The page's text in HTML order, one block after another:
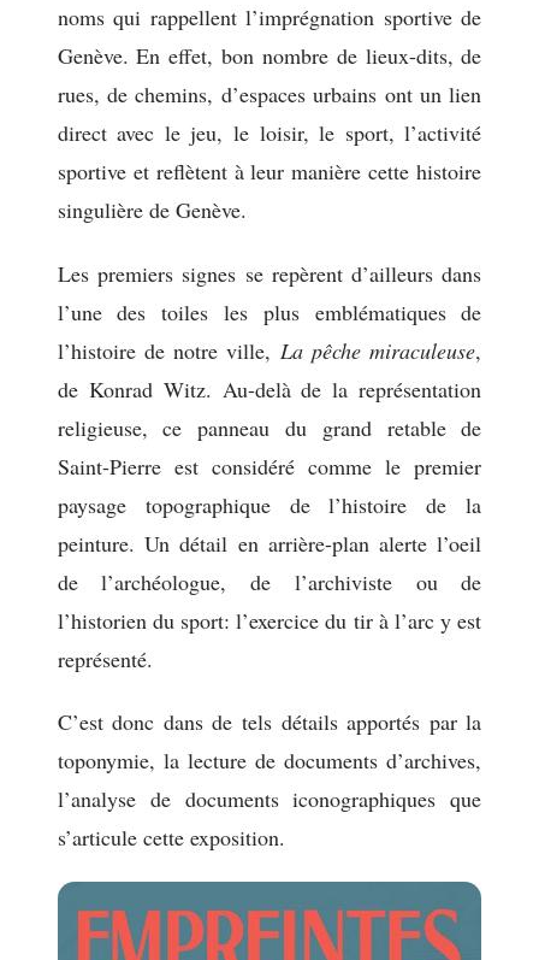
noms qui rappellent l’imprégnation sportive de
Genève. En effet, bon nombre de lieux-dits, de
rues, de chemins, d’espaces urbains ont un lien
direct avec le jeu, le loisir, le sport, l’activité
sportive et reflètent à leur manière cette histoire
singulière de Genève.
Les premiers signes se repèrent d’ailleurs dans
l’une des toiles les plus emblématiques de
l’histoire de notre ville, La pêche miraculeuse,
de Konrad Witz. Au-delà de la représentation
religieuse, ce panneau du grand retable de
Saint-Pierre est considéré comme le premier
paysage topographique de l’histoire de la
peinture. Un détail en arrière-plan alerte l’oeil
de l’archéologue, de l’archiviste ou de
l’historien du sport: l’exercice du tir à l’arc y est
représenté.
C’est donc dans de tels détails apportés par la
toponymie, la lecture de documents d’archives,
l’analyse de documents iconographiques que
s’articule cette exposition.